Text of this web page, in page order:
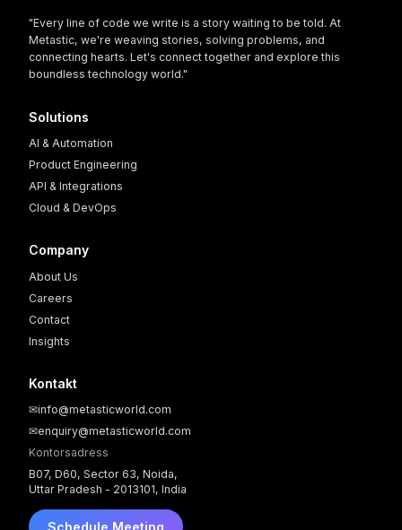
"Every line of code we write is a story waiting to be told. At
Metastic, we're weaving stories, solving problems, and
connecting hearts. Let's connect together and explore this
boundless technology world."
Solutions
AI & Automation
Product Engineering
API & Integrations
Cloud & DevOps
Company
About Us
Careers
Contact
Insights
Kontakt
✉info@metasticworld.com
✉enquiry@metasticworld.com
Kontorsadress
B07, D60, Sector 63, Noida,
Uttar Pradesh - 2013101, India
Schedule Meeting